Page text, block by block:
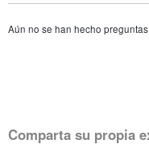
Aún no se han hecho preguntas
Comparta su propia